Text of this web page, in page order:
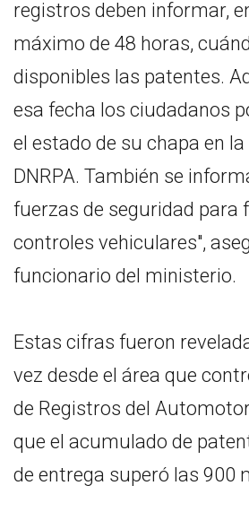
registros deben informar,
máximo de 48 horas,
disponibles las patentes.
esa fecha los ciudadanos
el estado de su chapa en
DNRPA. También se
fuerzas de seguridad para
controles vehiculares",
funcionario del ministerio.
Estas cifras fueron
vez desde el área que
de Registros del
que el acumulado de
de entrega superó las 900